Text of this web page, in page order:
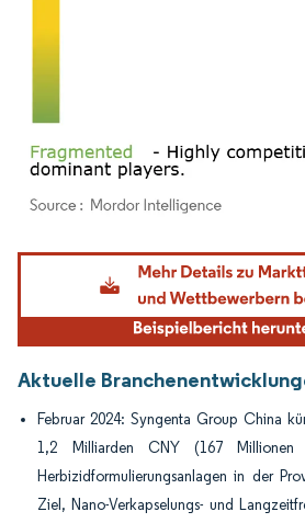
Bild © Mordor Intelligence. Wiederverwendung
Aktuelle
Februar 2024: Syngenta Group China
1,2 Milliarden CNY (167 Millionen
Herbizidformulierungsanlagen in der
Ziel, Nano-Verkapselungs- und